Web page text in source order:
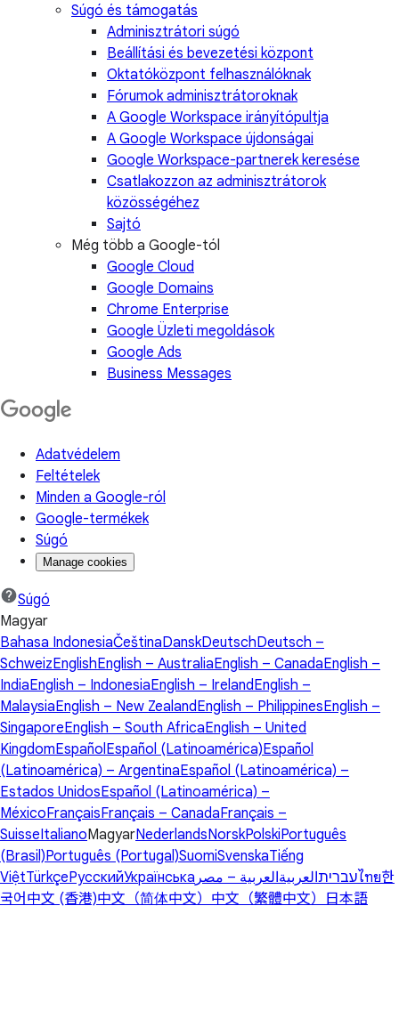
Súgó és támogatás
Adminisztrátori súgó
Beállítási és bevezetési központ
Oktatóközpont felhasználóknak
Fórumok adminisztrátoroknak
A Google Workspace irányítópultja
A Google Workspace újdonságai
Google Workspace-partnerek keresése
Csatlakozzon az adminisztrátorok
közösségéhez
Sajtó
Még több a Google-tól
Google Cloud
Google Domains
Chrome Enterprise
Google Üzleti megoldások
Google Ads
Business Messages
Adatvédelem
Feltételek
Minden a Google-ról
Google-termékek
Súgó
Manage cookies
Súgó
Magyar
Bahasa IndonesiaČeštinaDanskDeutschDeutsch –
SchweizEnglishEnglish – AustraliaEnglish – CanadaEnglish –
IndiaEnglish – IndonesiaEnglish – IrelandEnglish –
MalaysiaEnglish – New ZealandEnglish – PhilippinesEnglish –
SingaporeEnglish – South AfricaEnglish – United
KingdomEspañol Español (Latinoamérica)Español
(Latinoamérica) – ArgentinaEspañol (Latinoamérica) –
Estados UnidosEspañol (Latinoamérica) –
MéxicoFrançaisFrançais – CanadaFrançais –
SuisseItalianoMagyarNederlandsNorskPolskiPortuguês
(Brasil)Português (Portugal)SuomiSvenskaTiếng
ViệtTürkçeРусскийУкраїнська עבריתالعربيةالعربية – مصر ไทย한
국어 中文 (香港)中文（简体中文） 中文（繁體中文） 日本語